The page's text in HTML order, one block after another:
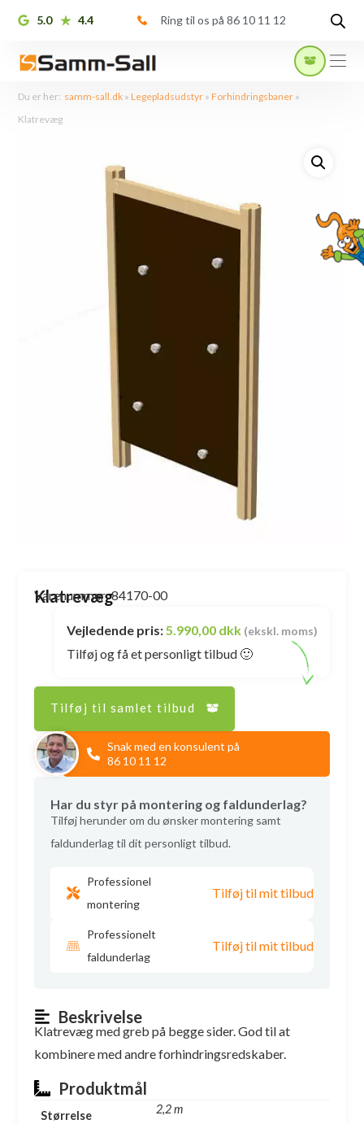
5.0 4.4 Ring til os på 86 10 11 12
Du er her: samm-sall.dk »Legepladsudstyr »Forhindringsbaner »
Klatrevæg
Klatrevæg
Varenummer: 84170-00
Vejledende pris:5.990,00 dkk (ekskl. moms)
Tilføj og få et personligt tilbud 🙂
Snak med en konsulent på
86 10 11 12
Tilføj til samlet tilbud
Har du styr på montering og faldunderlag?
Tilføj herunder om du ønsker montering samt
faldunderlag til dit personligt tilbud.
Professionel
montering
Tilføj til mit tilbud
Professionelt
faldunderlag
Tilføj til mit tilbud
Beskrivelse
Klatrevæg med greb på begge sider. God til at
kombinere med andre forhindringsredskaber.
Produktmål
Størrelse 2,2 m